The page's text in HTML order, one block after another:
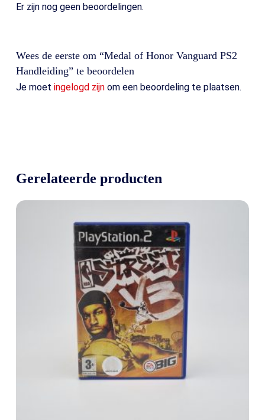
Er zijn nog geen beoordelingen.
Wees de eerste om “Medal of Honor Vanguard PS2
Handleiding” te beoordelen
Je moet ingelogd zijnom een beoordeling te plaatsen.
Gerelateerde producten